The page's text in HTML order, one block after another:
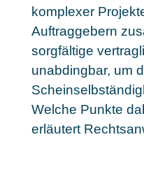
komplexer
Auftraggebern
sorgfältige
unabdingbar, um
Welche Punkte
erläutert